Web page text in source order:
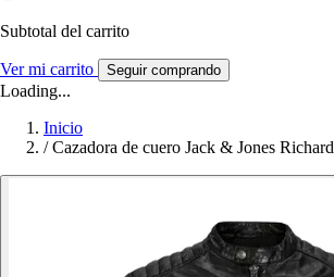
Subtotal del carrito
Ver mi carrito Seguir comprando
Loading...
Inicio
/ Cazadora de cuero Jack & Jones Richard